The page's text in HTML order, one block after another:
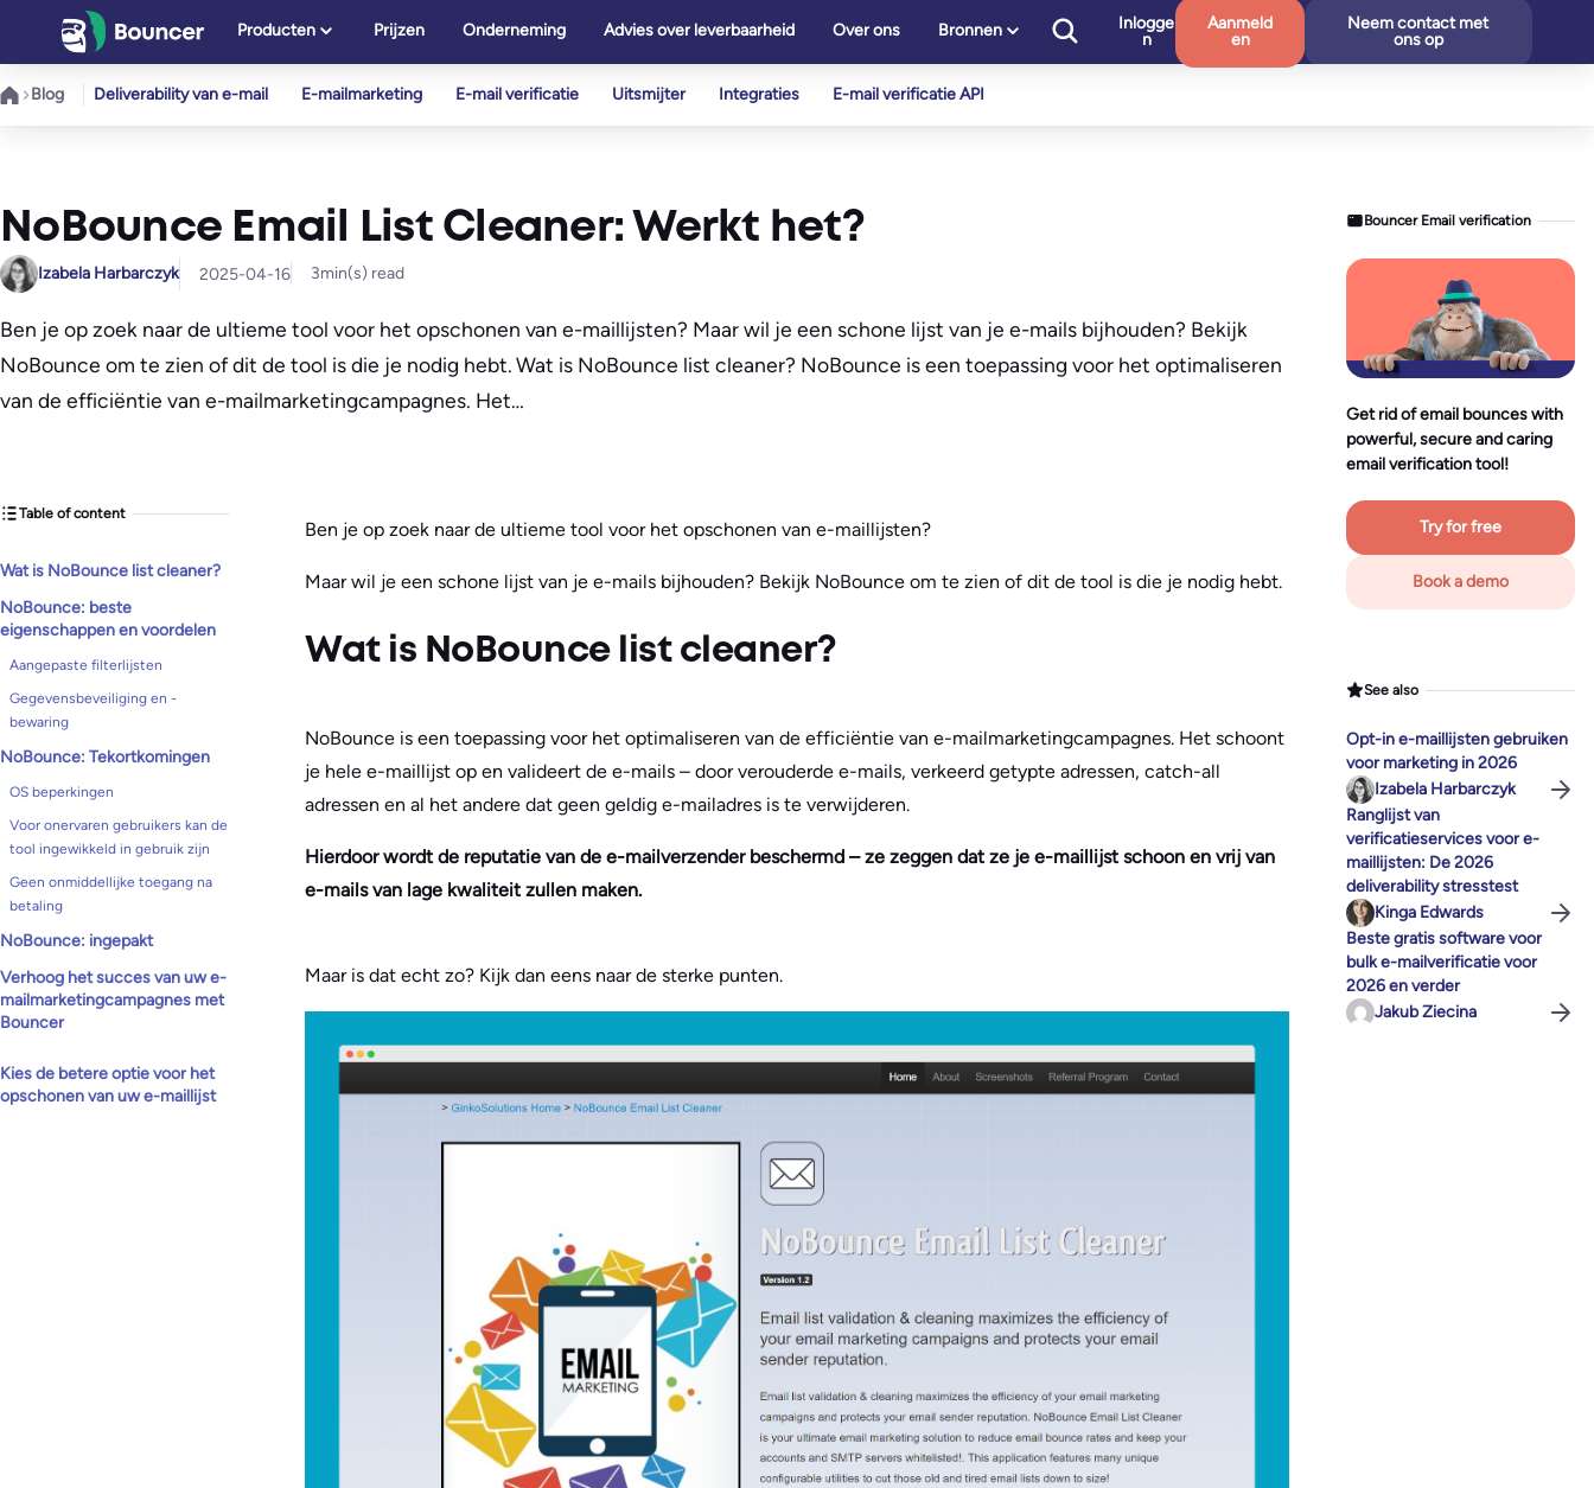
de
Producten Prijzen Onderneming Advies over leverbaarheid Over ons Bronnen
Inlogge
n
Aanmeld
en
Neem contact met
ons op
Blog Deliverability van e-mail E-mailmarketing E-mail verificatie Uitsmijter Integraties E-mail verificatie API
NoBounce Email List Cleaner: Werkt het?
Izabela Harbarczyk 2025-04-16 3min(s) read
Ben je op zoek naar de ultieme tool voor het opschonen van e-maillijsten? Maar wil je een schone lijst van je e-mails bijhouden? Bekijk
NoBounce om te zien of dit de tool is die je nodig hebt. Wat is NoBounce list cleaner? NoBounce is een toepassing voor het optimaliseren
van de efficiëntie van e-mailmarketingcampagnes. Het…
Table of content
Wat is NoBounce list cleaner?
NoBounce: beste
eigenschappen en voordelen
Aangepaste filterlijsten
Gegevensbeveiliging en -
bewaring
NoBounce: Tekortkomingen
OS beperkingen
Voor onervaren gebruikers kan de
tool ingewikkeld in gebruik zijn
Geen onmiddellijke toegang na
betaling
NoBounce: ingepakt
Verhoog het succes van uw e-
mailmarketingcampagnes met
Bouncer
Kies de betere optie voor het
opschonen van uw e-maillijst
Ben je op zoek naar de ultieme tool voor het opschonen van e-maillijsten?
Maar wil je een schone lijst van je e-mails bijhouden? Bekijk NoBounce om te zien of dit de tool is die je nodig hebt.
Wat is NoBounce list cleaner?
NoBounce is een toepassing voor het optimaliseren van de efficiëntie van e-mailmarketingcampagnes. Het schoont
je hele e-maillijst op en valideert de e-mails – door verouderde e-mails, verkeerd getypte adressen, catch-all
adressen en al het andere dat geen geldig e-mailadres is te verwijderen.
Hierdoor wordt de reputatie van de e-mailverzender beschermd – ze zeggen dat ze je e-maillijst schoon en vrij van
e-mails van lage kwaliteit zullen maken.
Maar is dat echt zo? Kijk dan eens naar de sterke punten.
Bouncer Email verification
Get rid of email bounces with
powerful, secure and caring
email verification tool!
Try for free
Book a demo
See also
Opt-in e-maillijsten gebruiken
voor marketing in 2026
Izabela Harbarczyk
Ranglijst van
verificatieservices voor e-
maillijsten: De 2026
deliverability stresstest
Kinga Edwards
Beste gratis software voor
bulk e-mailverificatie voor
2026 en verder
Jakub Ziecina